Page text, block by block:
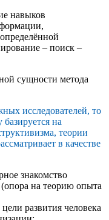
навыков
– поиск –
сущности метода
исследователей, то
на
теории
в качестве
знакомство
на теорию опыта
развития человека